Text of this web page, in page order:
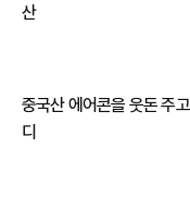
산
중국산 에어콘을 웃돈 주
디